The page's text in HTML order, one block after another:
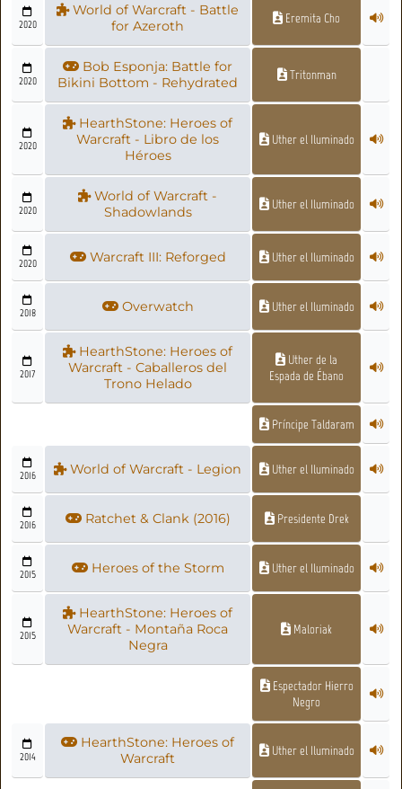
2020
World of Warcraft - Battle
for Azeroth
Eremita Cho
2020
Bob Esponja: Battle for
Bikini Bottom - Rehydrated
Tritonman
2020
HearthStone: Heroes of
Warcraft - Libro de los
Héroes
Uther el Iluminado
2020
World of Warcraft -
Shadowlands
Uther el Iluminado
2020 Warcraft III: Reforged Uther el Iluminado
2018 Overwatch Uther el Iluminado
2017
HearthStone: Heroes of
Warcraft - Caballeros del
Trono Helado
Uther de la
Espada de Ébano
Príncipe Taldaram
2016 World of Warcraft - Legion Uther el Iluminado
2016 Ratchet & Clank (2016) Presidente Drek
2015 Heroes of the Storm Uther el Iluminado
2015
HearthStone: Heroes of
Warcraft - Montaña Roca
Negra
Maloriak
Espectador Hierro
Negro
2014
HearthStone: Heroes of
Warcraft
Uther el Iluminado